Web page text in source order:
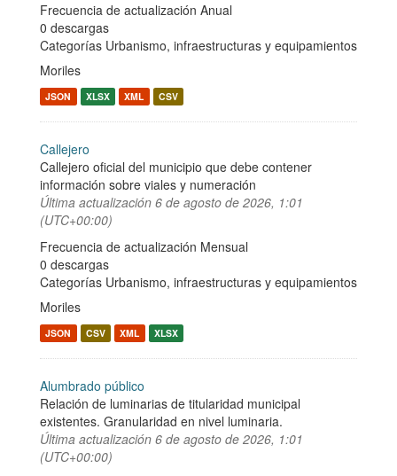
Frecuencia de actualización Anual
0 descargas
Categorías Urbanismo, infraestructuras y equipamientos
Moriles
JSON XLSX XML CSV
Callejero
Callejero oficial del municipio que debe contener
información sobre viales y numeración
Última actualización 6 de agosto de 2026, 1:01
(UTC+00:00)
Frecuencia de actualización Mensual
0 descargas
Categorías Urbanismo, infraestructuras y equipamientos
Moriles
JSON CSV XML XLSX
Alumbrado público
Relación de luminarias de titularidad municipal
existentes. Granularidad en nivel luminaria.
Última actualización 6 de agosto de 2026, 1:01
(UTC+00:00)